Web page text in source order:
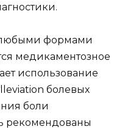
формами
медикаментозное
использование
болевых
боли
рекомендованы